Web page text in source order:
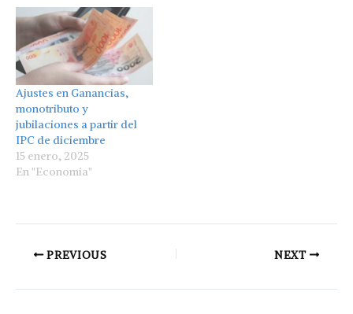
Ajustes en Ganancias,
monotributo y
jubilaciones a partir del
IPC de diciembre
15 enero, 2025
En "Economía"
PREVIOUS NEXT